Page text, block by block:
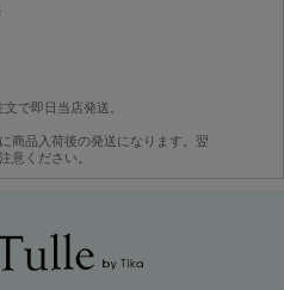
5
で即日当店発送。
商品入荷後の発送になります。翌
意ください。